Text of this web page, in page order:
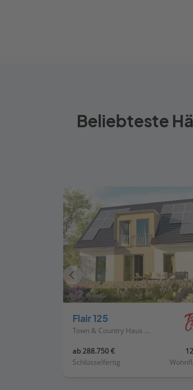
Beliebteste
Flair 125
Town & Country Haus Deutschland
ab 288.750 €
Schlüsselfertig
Vorheriges
Haus